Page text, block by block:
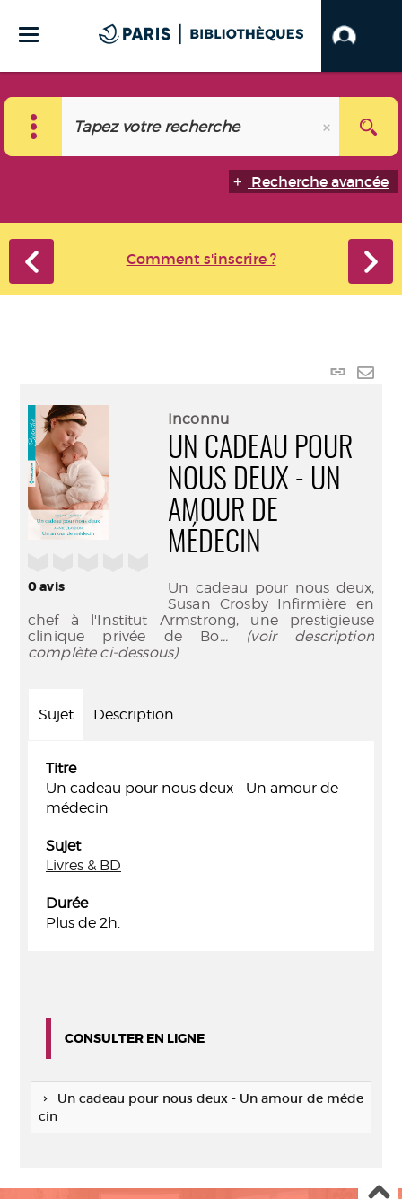
Recherche avancée
Comment s'inscrire ?
Lien
0avis
Inconnu
UN CADEAU POUR
NOUS DEUX - UN
AMOUR DE
MÉDECIN
Un cadeau pour nous deux,
Susan Crosby Infirmière en
chef à l'Institut Armstrong, une prestigieuse
clinique privée de Bo... (voir description
complète ci-dessous)
Sujet Description
Titre
Un cadeau pour nous deux - Un amour de
médecin
Sujet
Livres & BD
Durée
Plus de 2h.
CONSULTER EN LIGNE
Un cadeau pour nous deux - Un amour de méde
cin